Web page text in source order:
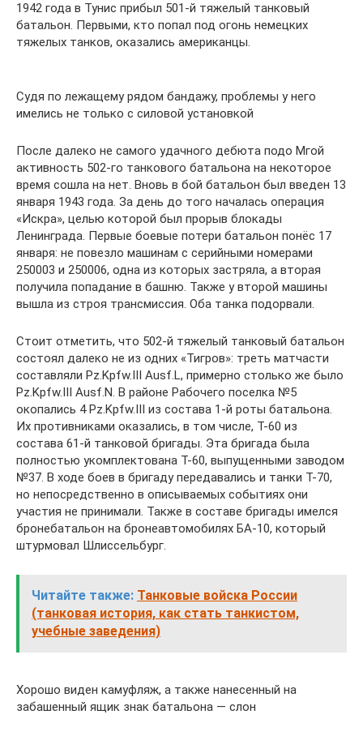
1942 года в Тунис прибыл 501-й тяжелый танковый
батальон. Первыми, кто попал под огонь немецких
тяжелых танков, оказались американцы.
Судя по лежащему рядом бандажу, проблемы у него
имелись не только с силовой установкой
После далеко не самого удачного дебюта подо Мгой
активность 502-го танкового батальона на некоторое
время сошла на нет. Вновь в бой батальон был введен 13
января 1943 года. За день до того началась операция
«Искра», целью которой был прорыв блокады
Ленинграда. Первые боевые потери батальон понёс 17
января: не повезло машинам с серийными номерами
250003 и 250006, одна из которых застряла, а вторая
получила попадание в башню. Также у второй машины
вышла из строя трансмиссия. Оба танка подорвали.
Стоит отметить, что 502-й тяжелый танковый батальон
состоял далеко не из одних «Тигров»: треть матчасти
составляли Pz.Kpfw.III Ausf.L, примерно столько же было
Pz.Kpfw.III Ausf.N. В районе Рабочего поселка №5
окопались 4 Pz.Kpfw.III из состава 1-й роты батальона.
Их противниками оказались, в том числе, Т-60 из
состава 61-й танковой бригады. Эта бригада была
полностью укомплектована Т-60, выпущенными заводом
№37. В ходе боев в бригаду передавались и танки Т-70,
но непосредственно в описываемых событиях они
участия не принимали. Также в составе бригады имелся
бронебатальон на бронеавтомобилях БА-10, который
штурмовал Шлиссельбург.
Читайте также: Танковые войска России
(танковая история, как стать танкистом,
учебные заведения)
Хорошо виден камуфляж, а также нанесенный на
забашенный ящик знак батальона — слон